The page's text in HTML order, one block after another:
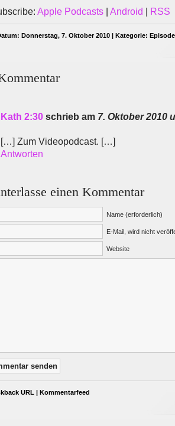
Apple Podcasts Android RSS
Donnerstag, 7. Oktober 2010 | Kategorie:
Kath 2:30 schrieb am 7. Oktober 2010
[…] Zum Videopodcast. […]
Antworten
einen Kommentar
Name (erforderlich)
E-Mail, wird nicht
Website
URL | Kommentarfeed